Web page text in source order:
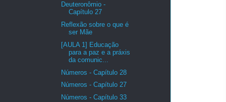
Deuteronômio -
Capítulo 27
Reflexão sobre o que é
ser Mãe
[AULA 1] Educação
para a paz e a práxis
da comunic...
Números - Capítulo 28
Números - Capítulo 27
Números - Capítulo 33